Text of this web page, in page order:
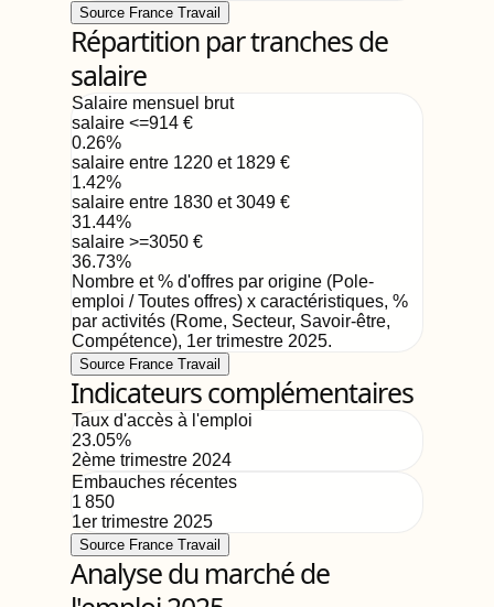
Source France Travail
Répartition par tranches de
salaire
Salaire mensuel brut
salaire <=914 €
0.26%
salaire entre 1220 et 1829 €
1.42%
salaire entre 1830 et 3049 €
31.44%
salaire >=3050 €
36.73%
Nombre et % d'offres par origine (Pole-
emploi / Toutes offres) x caractéristiques, %
par activités (Rome, Secteur, Savoir-être,
Compétence), 1er trimestre 2025.
Source France Travail
Indicateurs complémentaires
Taux d'accès à l'emploi
23.05%
2ème trimestre 2024
Embauches récentes
1 850
1er trimestre 2025
Source France Travail
Analyse du marché de